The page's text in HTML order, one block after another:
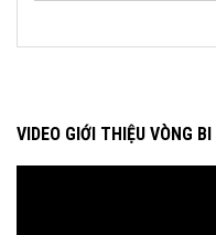
VIDEO GIỚI THIỆU VÒNG